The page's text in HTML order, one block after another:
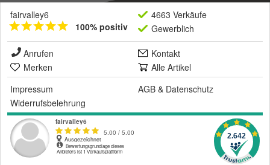
fairvalley6
100% positiv
4663 Verkäufe
Gewerblich
Anrufen
Kontakt
Merken
Alle Artikel
Impressum
AGB & Datenschutz
Widerrufsbelehrung